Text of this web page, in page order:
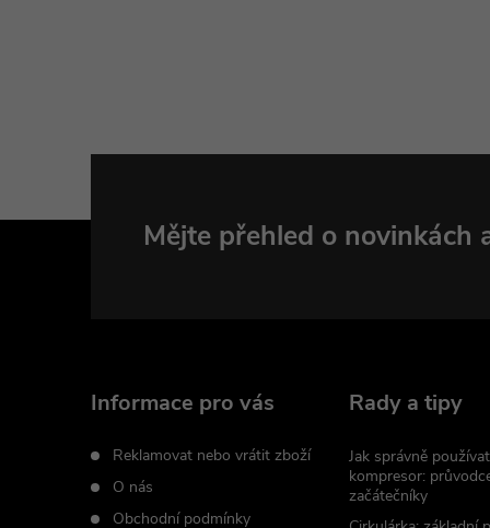
Mějte přehled o novinkách
Informace pro vás
Reklamovat nebo vrátit zboží
O nás
Obchodní podmínky
Rady a tipy
Jak správně
kompresor:
začátečníky